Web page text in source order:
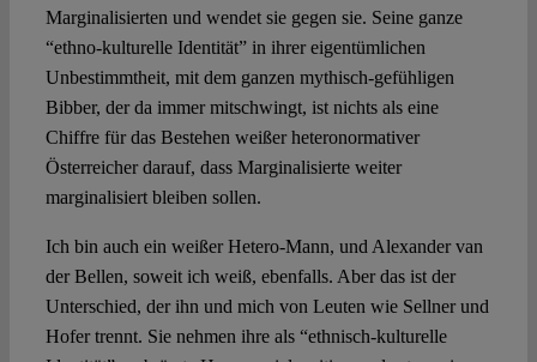
Marginalisierten und wendet sie gegen sie. Seine ganze
“ethno-kulturelle Identität” in ihrer eigentümlichen
Unbestimmtheit, mit dem ganzen mythisch-gefühligen
Bibber, der da immer mitschwingt, ist nichts als eine
Chiffre für das Bestehen weißer heteronormativer
Österreicher darauf, dass Marginalisierte weiter
marginalisiert bleiben sollen.
Ich bin auch ein weißer Hetero-Mann, und Alexander van
der Bellen, soweit ich weiß, ebenfalls. Aber das ist der
Unterschied, der ihn und mich von Leuten wie Sellner und
Hofer trennt. Sie nehmen ihre als “ethnisch-kulturelle